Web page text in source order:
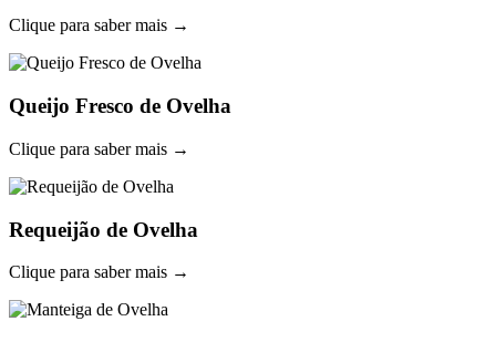
Clique para saber mais →
Queijo Fresco de Ovelha
Clique para saber mais →
Requeijão de Ovelha
Clique para saber mais →